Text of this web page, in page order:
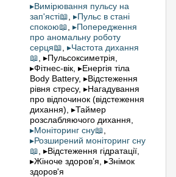
▸Вимірювання пульсу на
зап'ясті📖 ▸Пульс в стані
спокою📖 ▸Попередження
про аномальну роботу
серця📖 ▸Частота дихання
📖 , ▸Пульсоксиметрія,
▸Фітнес-вік, ▸Енергія тіла
Body Battery, ▸Відстеження
рівня стресу, ▸Нагадування
про відпочинок (відстеження
дихання), ▸Таймер
розслабляючого дихання,
▸Моніторинг сну📖
▸Розширений моніторинг сну
📖 , ▸Відстеження гідратації,
▸Жіноче здоров’я, ▸Знімок
здоров'я